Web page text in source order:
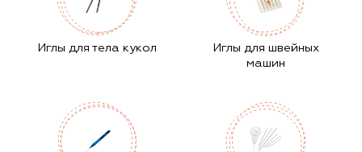
Иглы для тела кукол
Иглы для швейных
машин